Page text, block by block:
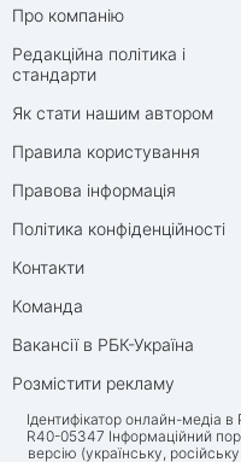
Про компанію
Редакційна політика і
стандарти
Як стати нашим автором
Правила користування
Правова інформація
Політика конфіденційності
Контакти
Команда
Вакансії в РБК-Україна
Розмістити рекламу
Ідентифікатор онлайн-медіа в
R40-05347 Інформаційний
версію (українську,